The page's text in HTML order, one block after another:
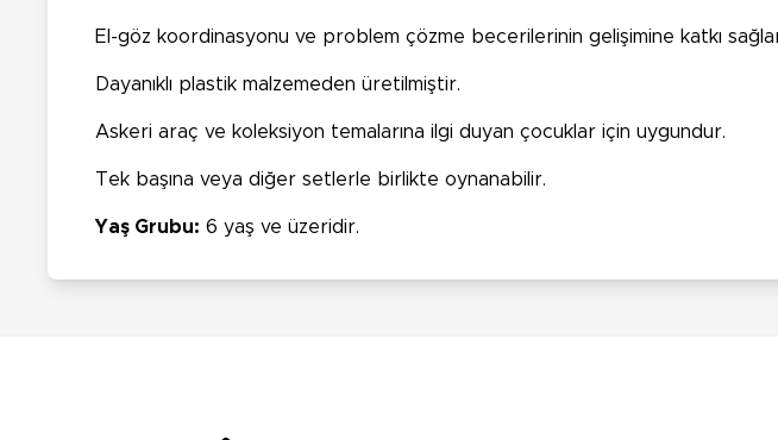
El-göz koordinasyonu ve problem çözme becerilerinin gelişimine katkı
Dayanıklı plastik malzemeden üretilmiştir.
Askeri araç ve koleksiyon temalarına ilgi duyan çocuklar için uygundur.
Tek başına veya diğer setlerle birlikte oynanabilir.
Yaş Grubu: 6 yaş ve üzeridir.